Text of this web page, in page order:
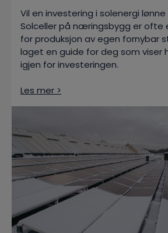
Vil en investering i solenergi
Solceller på næringsbygg er ofte
for produksjon av egen fornybar
laget en guide for deg som viser
igjen for investeringen.
Les mer >